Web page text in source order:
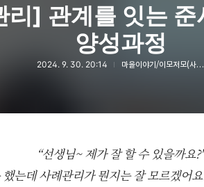
리] 관계를 잇는 준
양성과정
2024. 9. 30. 20:14 마을이야기/이모저모(사진 및 동영상)
“선생님~ 제가 잘 할 수 있을까요?"
는데 사례관리가 뭔지는 잘 모르겠어